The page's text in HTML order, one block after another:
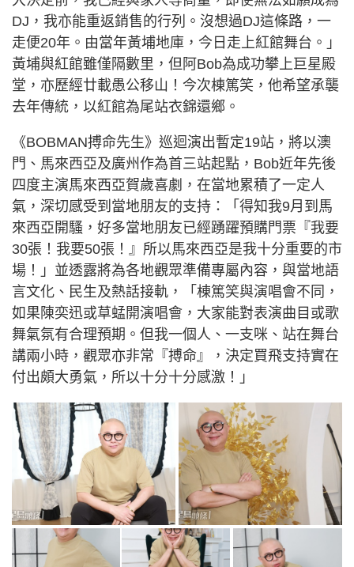
DJ，我亦能重返銷售的行列。沒想過DJ這條路，一
走便20年。由當年黃埔地庫，今日走上紅館舞台。」
黃埔與紅館雖僅隔數里，但阿Bob為成功攀上巨星殿
堂，亦歷經廿載愚公移山！今次棟篤笑，他希望承襲
去年傳統，以紅館為尾站衣錦還鄉。
《BOBMAN搏命先生》巡迴演出暫定19站，將以澳
門、馬來西亞及廣州作為首三站起點，Bob近年先後
四度主演馬來西亞賀歲喜劇，在當地累積了一定人
氣，深切感受到當地朋友的支持：「得知我9月到馬
來西亞開騷，好多當地朋友已經踴躍預購門票『我要
30張！我要50張！』所以馬來西亞是我十分重要的市
場！」並透露將為各地觀眾準備專屬內容，與當地語
言文化、民生及熱話接軌，「棟篤笑與演唱會不同，
如果陳奕迅或草蜢開演唱會，大家能對表演曲目或歌
舞氣氛有合理預期。但我一個人、一支咪、站在舞台
講兩小時，觀眾亦非常『搏命』，決定買飛支持實在
付出頗大勇氣，所以十分十分感激！」